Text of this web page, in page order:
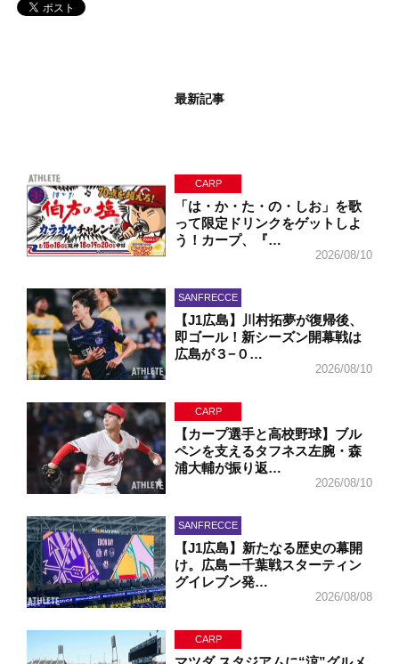
最新記事
CARP
「は・か・た・の・しお」を歌
って限定ドリンクをゲットしよ
う！カープ、『…
2026/08/10
SANFRECCE
【J1広島】川村拓夢が復帰後、
即ゴール！新シーズン開幕戦は
広島が３−０…
2026/08/10
CARP
【カープ選手と高校野球】ブル
ペンを支えるタフネス左腕・森
浦大輔が振り返…
2026/08/10
SANFRECCE
【J1広島】新たなる歴史の幕開
け。広島ー千葉戦スターティン
グイレブン発…
2026/08/08
CARP